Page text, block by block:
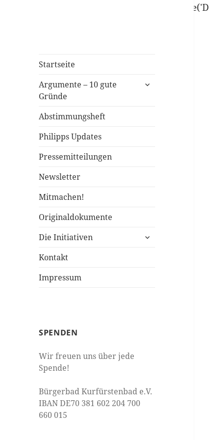
define('DISALLOW_FILE_EDIT', true);
Startseite
Argumente – 10 gute
Gründe
Abstimmungsheft
Philipps Updates
Pressemitteilungen
Newsletter
Mitmachen!
Originaldokumente
Die Initiativen
Kontakt
Impressum
SPENDEN
Wir freuen uns über jede
Spende!
Bürgerbad Kurfürstenbad e.V.
IBAN DE70 381 602 204 700
660 015